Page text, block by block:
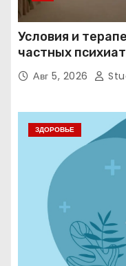
Условия и
частных
Авг 5, 2026
ЗДОРОВЬЕ